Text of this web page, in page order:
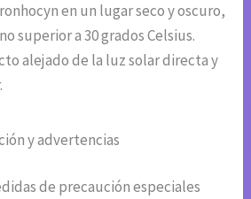
en un lugar seco y oscuro,
superior a 30 grados Celsius.
alejado de la luz solar directa y
y advertencias
de precaución especiales